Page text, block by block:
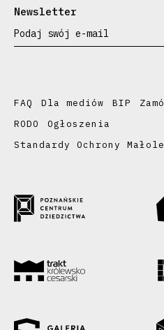
Newsletter
Podaj swój e-mail
FAQ Dla mediów BIP
RODO
Ogłoszenia
Standardy Ochrony